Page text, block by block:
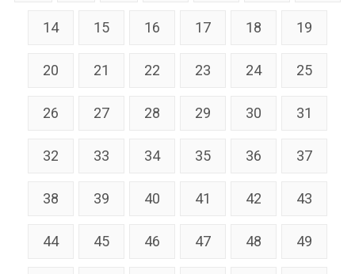
14 15 16 17 18 19
20 21 22 23 24 25
26 27 28 29 30 31
32 33 34 35 36 37
38 39 40 41 42 43
44 45 46 47 48 49